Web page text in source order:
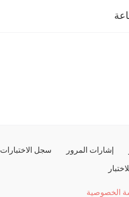
إشارات المرور سجل الاختبارات
الخصوصية